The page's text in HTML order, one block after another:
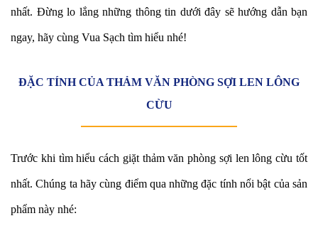
nhất. Đừng lo lắng những thông tin dưới đây sẽ hướng dẫn bạn
ngay, hãy cùng Vua Sạch tìm hiểu nhé!
ĐẶC TÍNH CỦA THẢM VĂN PHÒNG SỢI LEN LÔNG
CỪU
Trước khi tìm hiểu cách giặt thảm văn phòng sợi len lông cừu tốt
nhất. Chúng ta hãy cùng điểm qua những đặc tính nổi bật của sản
phẩm này nhé: